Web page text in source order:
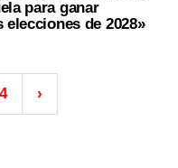
para ganar
de 2028»
›